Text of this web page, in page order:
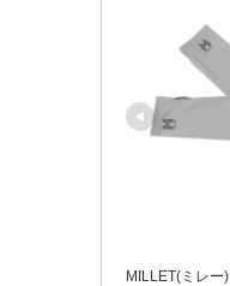
MILLET(ミレー)